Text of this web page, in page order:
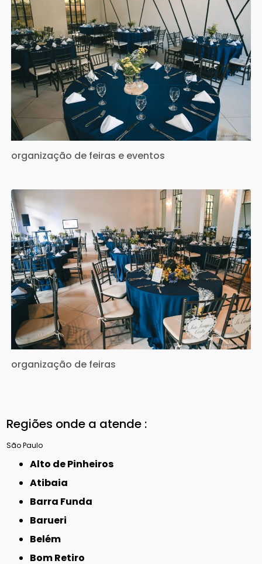
organização de feiras e eventos
organização de feiras
Regiões onde a atende :
São Paulo
Alto de Pinheiros
Atibaia
Barra Funda
Barueri
Belém
Bom Retiro